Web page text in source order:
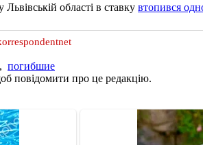
Львівській області в ставку втопився
, погибшие
повідомити про це редакцію.